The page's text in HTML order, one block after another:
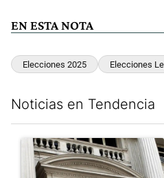
EN ESTA NOTA
Elecciones 2025 Elecciones
Noticias en Tendencia
Un artículo de tendencia con